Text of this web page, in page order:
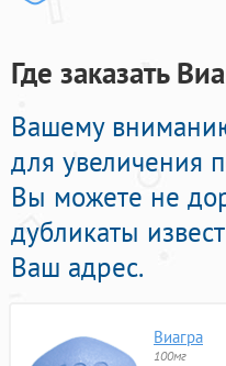
Где заказать
Вашему
для увеличения
Вы можете не
дубликаты
Ваш адрес.
Виагра
100мг